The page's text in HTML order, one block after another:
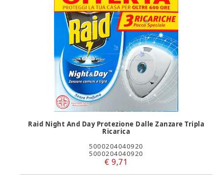
Raid Night And Day Protezione Dalle Zanzare Tripla
Ricarica
5000204040920
5000204040920
€ 9,71